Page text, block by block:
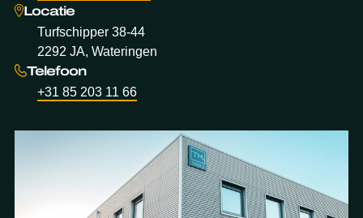
Locatie
Turfschipper 38-44
2292 JA, Wateringen
Telefoon
+31 85 203 11 66